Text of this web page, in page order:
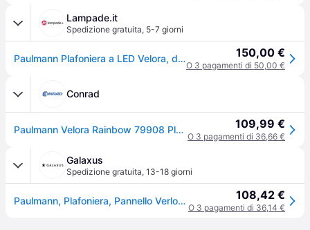
Lampade.it
Spedizione gratuita, 5-7 giorni
Paulmann Plafoniera a LED Velora, dimmerabile, Nero, Soggiorno / Sala da pranzo, Metallo, Moderno, Plafoniera LED 150,00 €
O 3 pagamenti di 50,00 €
Conrad
Paulmann Velora Rainbow 79908 Plafoniera LED Bianco caldo Nero 109,99 €
O 3 pagamenti di 36,66 €
Galaxus
Spedizione gratuita, 13-18 giorni
Paulmann, Plafoniera, Pannello Verlora Rainbow (1690lm) 108,42 €
O 3 pagamenti di 36,14 €